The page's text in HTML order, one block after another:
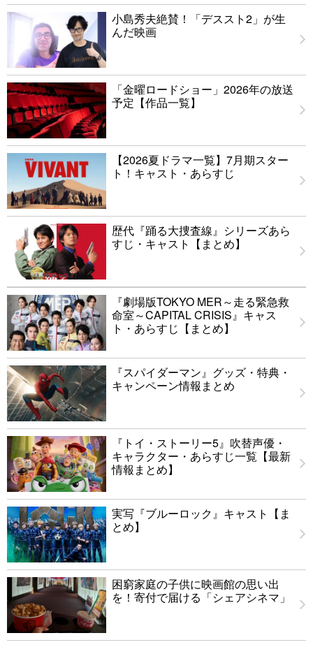
小島秀夫絶賛！「デススト2」が生
んだ映画
「金曜ロードショー」2026年の放送
予定【作品一覧】
【2026夏ドラマ一覧】7月期スター
ト！キャスト・あらすじ
歴代『踊る大捜査線』シリーズあら
すじ・キャスト【まとめ】
『劇場版TOKYO MER～走る緊急救
命室～CAPITAL CRISIS』キャス
ト・あらすじ【まとめ】
『スパイダーマン』グッズ・特典・
キャンペーン情報まとめ
『トイ・ストーリー5』吹替声優・
キャラクター・あらすじ一覧【最新
情報まとめ】
実写『ブルーロック』キャスト【ま
とめ】
困窮家庭の子供に映画館の思い出
を！寄付で届ける「シェアシネマ」